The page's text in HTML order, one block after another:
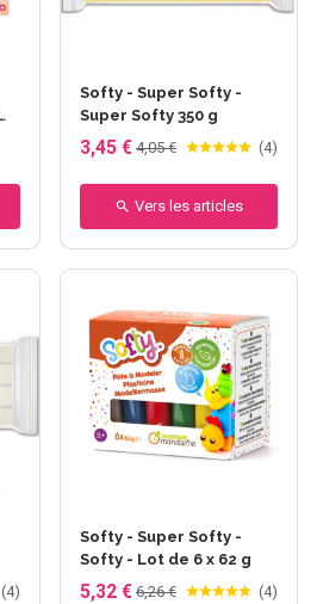
Softy - Super Softy -
Super Softy 350 g
3,45 € 4,05 € (4)
Vers les articles
(4)
Softy - Super Softy -
Softy - Lot de 6 x 62 g
5,32 € 6,26 € (4)